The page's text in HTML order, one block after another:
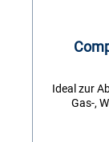
Ideal zur
Gas-,